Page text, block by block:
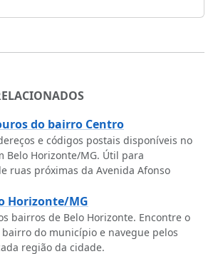
do bairro Centro
e códigos postais disponíveis no
Belo Horizonte/MG. Útil para
ruas próximas da Avenida Afonso
Horizonte/MG
bairros de Belo Horizonte. Encontre o
bairro do município e navegue pelos
região da cidade.